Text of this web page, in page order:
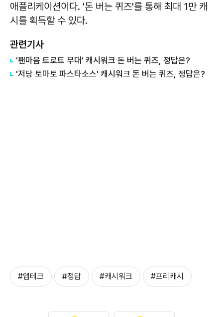
애플리케이션이다. '돈 버는 퀴즈'를 통해 최대 1만 캐
시를 획득할 수 있다.
관련기사
'팬마음 트로트 무대' 캐시워크 돈 버는 퀴즈, 정답은?
'저당 토마토 파스타소스' 캐시워크 돈 버는 퀴즈, 정답은?
#앱테크 #정답 #캐시워크 #프리캐시